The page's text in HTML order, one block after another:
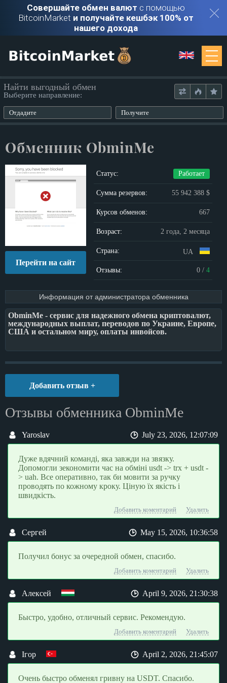
Совершайте обмен валют с помощью
BitcoinMarket и получайте кешбэк 100% от
нашего дохода
Обменники
Найти выгодный обмен
Выберите направление:
Отдадите Получите
Обменник ObminMe
Перейти на сайт
Статус: Работает
Сумма резервов: 55 942 388 $
Курсов обменов: 667
Возраст: 2 года, 2 месяца
Страна: UA
Отзывы: 0/ 4
Информация от администратора обменника
ObminMe - сервис для надежного обмена криптовалют,
международных выплат, переводов по Украине, Европе,
США и остальном миру, оплаты инвойсов.
Добавить отзыв +
Отзывы обменника ObminMe
Yaroslav July 23, 2026, 12:07:09
Дуже вдячний команді, яка завжди на звязку.
Допомогли зекономити час на обміні usdt -> trx + usdt -
> uah. Все оперативно, так би мовити за ручку
проводять по кожному кроку. Ціную їх якість і
швидкість.
Добавить коментарий Удалить
Сергей May 15, 2026, 10:36:58
Получил бонус за очередной обмен, спасибо.
Добавить коментарий Удалить
Алексей April 9, 2026, 21:30:38
Быстро, удобно, отличный сервис. Рекомендую.
Добавить коментарий Удалить
Ігор April 2, 2026, 21:45:07
Очень быстро обменял гривну на USDT. Спасибо.